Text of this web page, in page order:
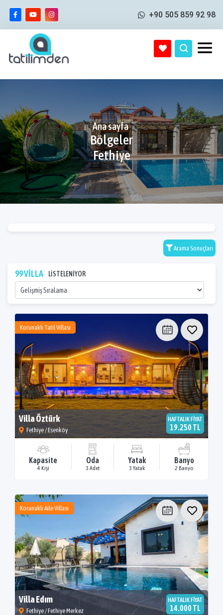
+90 505 859 92 98
Ana sayfa
Bölgeler
Fethiye
Arama Sonuçları
99 VİLLA LİSTELENİYOR
Korunaklı Tatil Villası
Villa Öztürk
Fethiye / Esenköy
HAFTALIK FİYAT
19.250 TL
Kapasite
4 Kişi
Oda
3 Adet
Yatak
3 Yatak
Banyo
2 Banyo
Korunaklı Aile Villası
Villa Edım
Fethiye / Fethiye Merkez
HAFTALIK FİYAT
14.000 TL